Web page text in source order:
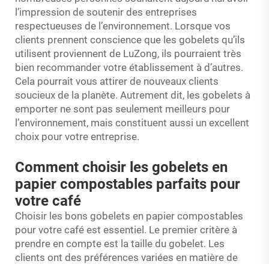
l’impression de soutenir des entreprises
respectueuses de l’environnement. Lorsque vos
clients prennent conscience que les gobelets qu’ils
utilisent proviennent de LuZong, ils pourraient très
bien recommander votre établissement à d’autres.
Cela pourrait vous attirer de nouveaux clients
soucieux de la planète. Autrement dit, les gobelets à
emporter ne sont pas seulement meilleurs pour
l’environnement, mais constituent aussi un excellent
choix pour votre entreprise.
Comment choisir les gobelets en
papier compostables parfaits pour
votre café
Choisir les bons gobelets en papier compostables
pour votre café est essentiel. Le premier critère à
prendre en compte est la taille du gobelet. Les
clients ont des préférences variées en matière de